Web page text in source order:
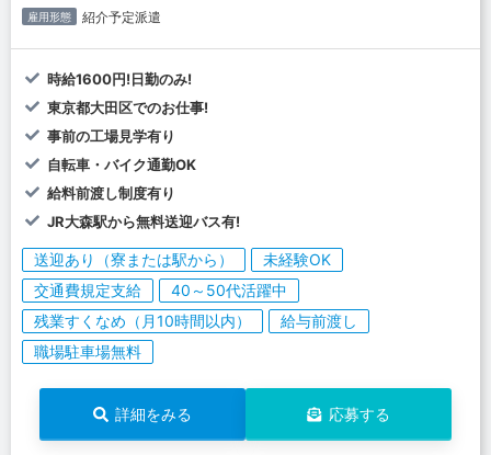
雇用形態 紹介予定派遣
時給1600円!日勤のみ!
東京都大田区でのお仕事!
事前の工場見学有り
自転車・バイク通勤OK
給料前渡し制度有り
JR大森駅から無料送迎バス有!
送迎あり（寮または駅から）
未経験OK
交通費規定支給
40～50代活躍中
残業すくなめ（月10時間以内）
給与前渡し
職場駐車場無料
詳細をみる 応募する